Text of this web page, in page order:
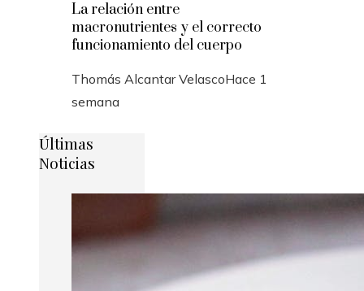
La relación entre
macronutrientes y el correcto
funcionamiento del cuerpo
Thomás Alcantar VelascoHace 1
semana
Últimas
Noticias